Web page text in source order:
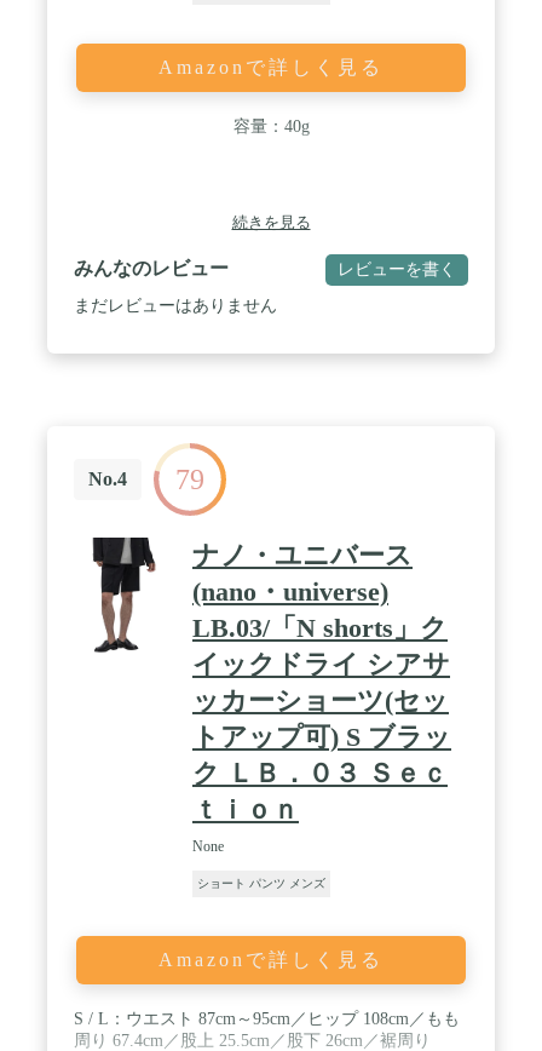
Amazonで詳しく見る
容量：40g
続きを見る
みんなのレビュー レビューを書く
まだレビューはありません
No.4 79
ナノ・ユニバース
(nano・universe)
LB.03/「N shorts」ク
イックドライ シアサ
ッカーショーツ(セッ
トアップ可) S ブラッ
ク ＬＢ．０３ Ｓｅｃ
ｔｉｏｎ
None
ショート パンツ メンズ
Amazonで詳しく見る
S / L：ウエスト 87cm～95cm／ヒップ 108cm／もも
周り 67.4cm／股上 25.5cm／股下 26cm／裾周り